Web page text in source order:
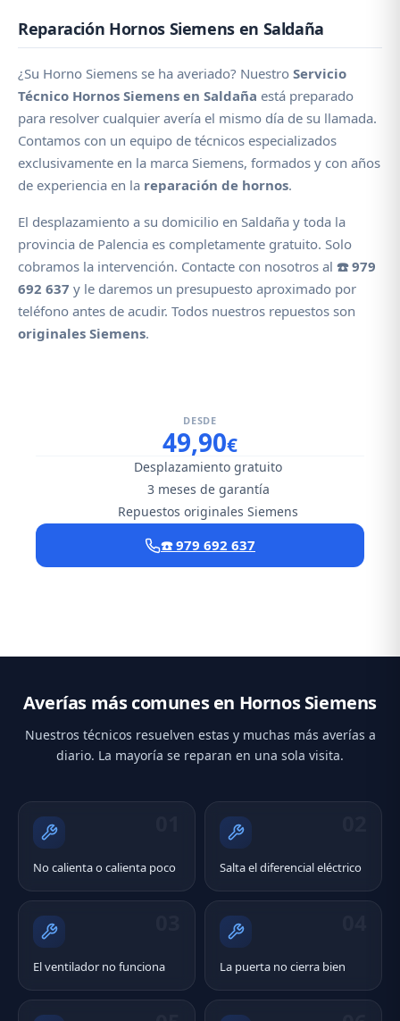
Reparación Hornos Siemens en Saldaña
¿Su Horno Siemens se ha averiado? Nuestro Servicio
Técnico Hornos Siemens en Saldaña está preparado
para resolver cualquier avería el mismo día de su llamada.
Contamos con un equipo de técnicos especializados
exclusivamente en la marca Siemens, formados y con años
de experiencia en la reparación de hornos.
El desplazamiento a su domicilio en Saldaña y toda la
provincia de Palencia es completamente gratuito. Solo
cobramos la intervención. Contacte con nosotros al ☎️ 979
692 637 y le daremos un presupuesto aproximado por
teléfono antes de acudir. Todos nuestros repuestos son
originales Siemens.
DESDE
49,90€
Desplazamiento gratuito
3 meses de garantía
Repuestos originales Siemens
☎️ 979 692 637
Averías más comunes en Hornos Siemens
Nuestros técnicos resuelven estas y muchas más averías a
diario. La mayoría se reparan en una sola visita.
No calienta o calienta poco Salta el diferencial eléctrico
El ventilador no funciona La puerta no cierra bien